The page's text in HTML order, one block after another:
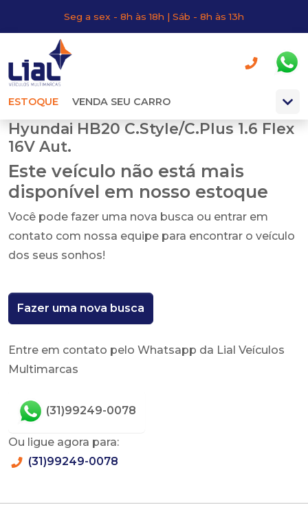
Seg a sex - 8h às 18h | Sáb - 8h às 13h
ESTOQUE VENDA SEU CARRO
Hyundai HB20 C.Style/C.Plus 1.6 Flex
16V Aut.
Este veículo não está mais
disponível em nosso estoque
Você pode fazer uma nova busca ou entrar em
contato com nossa equipe para encontrar o veículo
dos seus sonhos!
Fazer uma nova busca
Entre em contato pelo Whatsapp da Lial Veículos
Multimarcas
(31)99249-0078
Ou ligue agora para:
(31)99249-0078